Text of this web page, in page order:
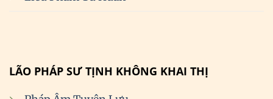
LÃO PHÁP SƯ TỊNH KHÔNG KHAI THỊ